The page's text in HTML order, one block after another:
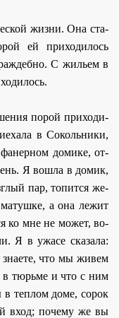
жиз­ни. Она ста­
ей при­хо­ди­лось
С жи­льем в
по­рой при­хо­ди­
в Со­коль­ни­ки,
фа­нер­ном до­ми­ке, от­
Я во­шла в до­мик,
пар, то­пит­ся же­
а она ле­жит
ко мне не мо­жет, во­
Я в ужа­се ска­за­ла:
что мы жи­вем
в тюрь­ме и что с ним
теп­лом до­ме, со­рок
вход; по­че­му же вы